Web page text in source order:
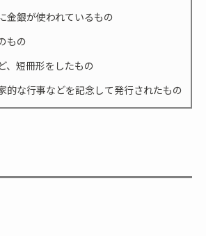
金銀が使われているもの
もの
、短冊形をしたもの
的な行事などを記念して発行されたもの